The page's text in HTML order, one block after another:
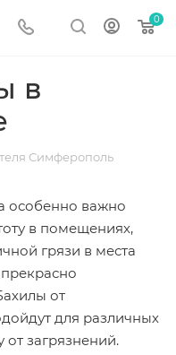
0
в
Симферополь
особенно важно
в помещениях,
грязи в места
от
для различных
от загрязнений.